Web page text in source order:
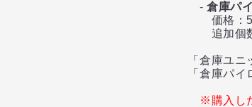
-倉庫パ
価格：
追加個数
「倉庫ユニッ
「倉庫パイロ
※購入し